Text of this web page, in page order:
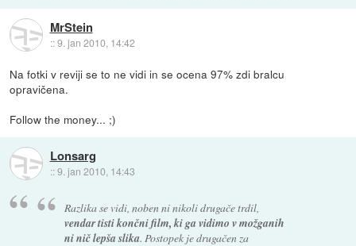
MrStein
::9. jan 2010, 14:42
Na fotki v reviji se to ne vidi in se ocena 97% zdi bralcu
opravičena.
Follow the money... ;)
Lonsarg
::9. jan 2010, 14:43
Razlika se vidi, noben ni nikoli drugače trdil,
vendar tisti končni film, ki ga vidimo v možganih
ni nič lepša slika. Postopek je drugačen za